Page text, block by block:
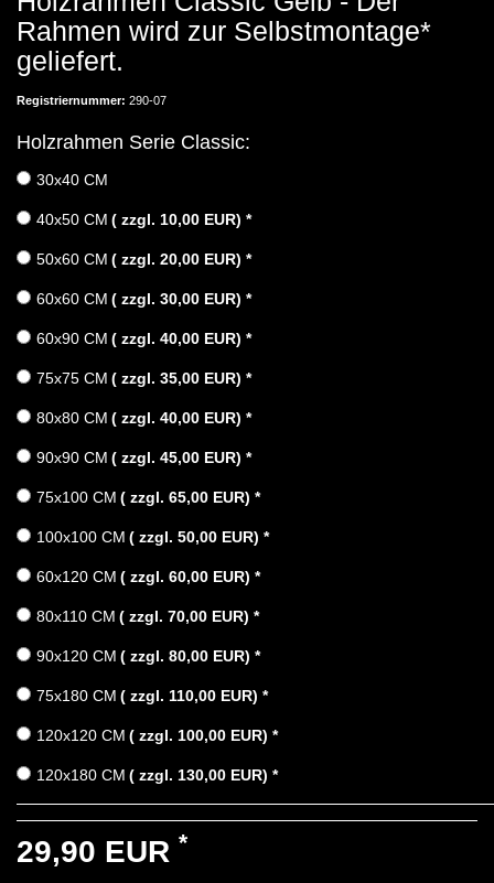
Rahmen wird zur Selbstmontage*
geliefert.
Registriernummer: 290-07
Holzrahmen Serie Classic:
30x40 CM
40x50 CM ( zzgl. 10,00 EUR) *
50x60 CM ( zzgl. 20,00 EUR) *
60x60 CM ( zzgl. 30,00 EUR) *
60x90 CM ( zzgl. 40,00 EUR) *
75x75 CM ( zzgl. 35,00 EUR) *
80x80 CM ( zzgl. 40,00 EUR) *
90x90 CM ( zzgl. 45,00 EUR) *
75x100 CM ( zzgl. 65,00 EUR) *
100x100 CM ( zzgl. 50,00 EUR) *
60x120 CM ( zzgl. 60,00 EUR) *
80x110 CM ( zzgl. 70,00 EUR) *
90x120 CM ( zzgl. 80,00 EUR) *
75x180 CM ( zzgl. 110,00 EUR) *
120x120 CM ( zzgl. 100,00 EUR) *
120x180 CM ( zzgl. 130,00 EUR) *
29,90 EUR *